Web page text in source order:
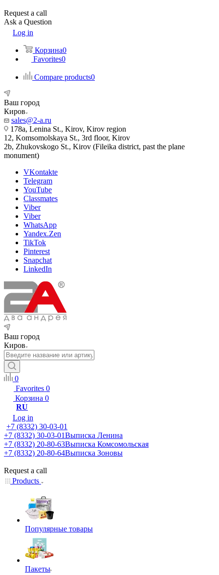
Request a call
Ask a Question
Log in
Корзина0
Favorites0
Compare products0
Ваш город
Киров
sales@2-a.ru
178a, Lenina St., Kirov, Kirov region
12, Komsomolskaya St., 3rd floor, Kirov
2b, Zhukovskogo St., Kirov (Fileika district, past the plane
monument)
VKontakte
Telegram
YouTube
Classmates
Viber
Viber
WhatsApp
Yandex.Zen
TikTok
Pinterest
Snapchat
LinkedIn
Ваш город
Киров
0
Favorites 0
Корзина 0
RU
Log in
+7 (8332) 30-03-01
+7 (8332) 30-03-01Выписка Ленина
+7 (8332) 20-80-63Выписка Комсомольская
+7 (8332) 20-80-64Выписка Зоновы
Request a call
Products
Популярные товары
Пакеты